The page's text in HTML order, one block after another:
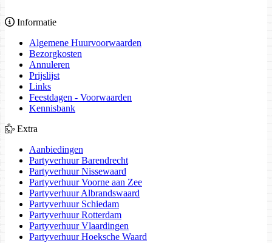
Informatie
Algemene Huurvoorwaarden
Bezorgkosten
Annuleren
Prijslijst
Links
Feestdagen - Voorwaarden
Kennisbank
Extra
Aanbiedingen
Partyverhuur Barendrecht
Partyverhuur Nissewaard
Partyverhuur Voorne aan Zee
Partyverhuur Albrandswaard
Partyverhuur Schiedam
Partyverhuur Rotterdam
Partyverhuur Vlaardingen
Partyverhuur Hoeksche Waard